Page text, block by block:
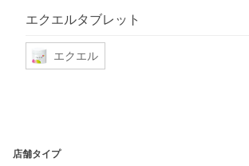
エクエルタブレット
エクエル
店舗タイプ